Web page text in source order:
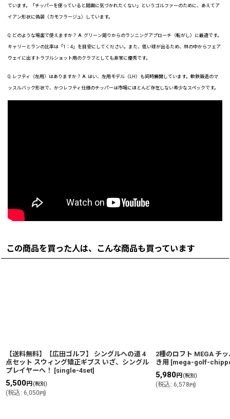
ています。「チッパーを使っていると周囲に気づかれたくない」というゴルファーのために、あえてア
イアン形状に偽装（カモフラージュ）しています。
Q. どのような場面で使えますか？ A. グリーン周りからのランニングアプローチ（転がし）に最適です。
キャリーとランの比率は「1：4」を目安にしてください。また、低い球が出るため、林の中からフェア
ウェイに出すトラブルショット用のクラブとしても非常に優秀です。
Q. レフティ（左用）はありますか？ A. はい、左用モデル（LH）も同時展開しています。軟鉄鍛造のマ
ッスルバック形状で、かつレフティ仕様のチッパーは市場にほとんど存在しない希少なスペックです。
この商品を買った人は、こんな商品も買っています
【送料無料】【広田ゴルフ】 シングルへの道 4
点セット スウィング矯正ギブス いざ、シングル
プレイヤーへ！ [single-4set]
5,500円(税別)
(税込: 6,050円)
2種のロフト MEGA チ
き用 [mega-golf-
5,980円(税別)
(税込: 6,578円)